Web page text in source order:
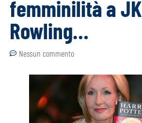
femminilità a JK
Rowling…
Nessun commento